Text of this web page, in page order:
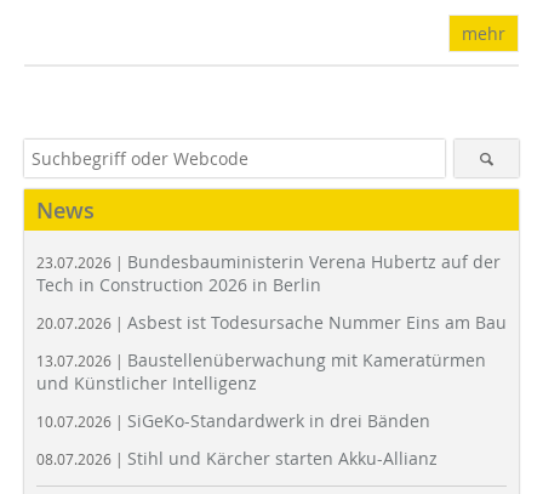
mehr
News
23.07.2026 | Bundesbauministerin Verena Hubertz auf der
Tech in Construction 2026 in Berlin
20.07.2026 | Asbest ist Todesursache Nummer Eins am Bau
13.07.2026 | Baustellenüberwachung mit Kameratürmen
und Künstlicher Intelligenz
10.07.2026 | SiGeKo-Standardwerk in drei Bänden
08.07.2026 | Stihl und Kärcher starten Akku-Allianz